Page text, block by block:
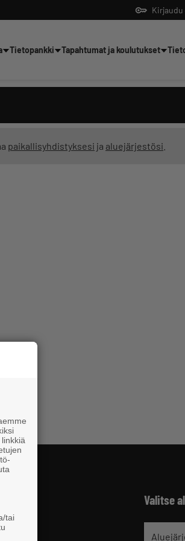
Kirjaudu
Tietopankki Tapahtumat ja koulutukset
paikallisyhdistyksesi ja aluejärjestösi
Valitse
tekoälyltä
tai